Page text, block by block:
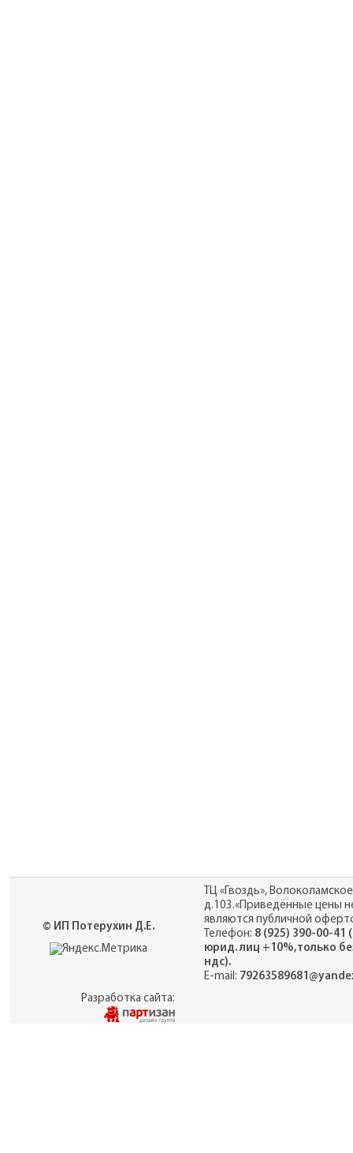
© ИП Потерухин Д.Е.
ТЦ «Гвоздь»,
д.103.«Приведённые цены
являются публичной
Телефон: 8 (925) 390-00-41
юрид. лиц +10%,только
ндс).
E-mail:
Разработка сайта: